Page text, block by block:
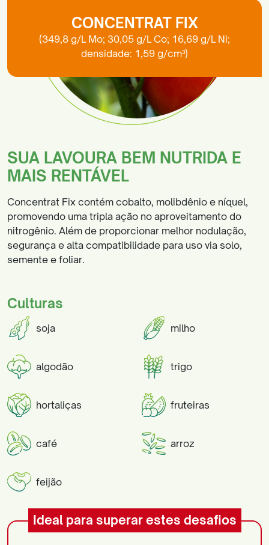
CONCENTRAT FIX
(349,8 g/L Mo; 30,05 g/L Co; 16,69 g/L Ni;
densidade: 1,59 g/cm³)
SUA LAVOURA BEM NUTRIDA E
MAIS RENTÁVEL
Concentrat Fix contém cobalto, molibdênio e níquel,
promovendo uma tripla ação no aproveitamento do
nitrogênio. Além de proporcionar melhor nodulação,
segurança e alta compatibilidade para uso via solo,
semente e foliar.
Culturas
soja milho
algodão trigo
hortaliças fruteiras
café arroz
feijão
Ideal para superar estes desafios